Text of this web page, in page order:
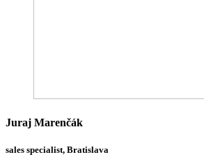
Juraj Marenčák
sales specialist, Bratislava